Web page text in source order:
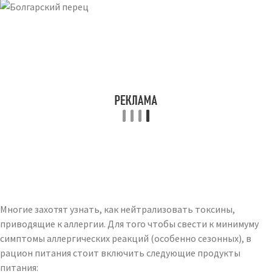
Многие захотят узнать, как нейтрализовать токсины,
приводящие к аллергии. Для того чтобы свести к минимуму
симптомы аллергических реакций (особенно сезонных), в
рацион питания стоит включить следующие продукты
питания: